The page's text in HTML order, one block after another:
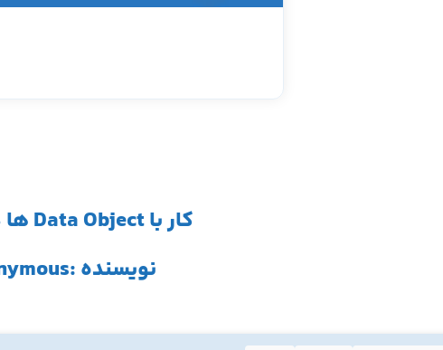
کار با Data Object ها در PHP5
نویسنده :ananymous